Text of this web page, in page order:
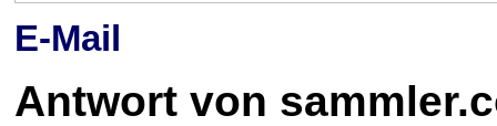
E-Mail
Antwort von